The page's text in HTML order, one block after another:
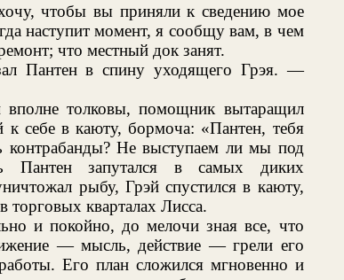
чтобы вы приняли к сведению мое
наступит момент, я сообщу вам, в чем
что местный док занят.
Пантен в спину уходящего Грэя. —
вполне толковы, помощник вытаращил
к себе в каюту, бормоча: «Пантен, тебя
контрабанды? Не выступаем ли мы под
Пантен запутался в самых диких
рыбу, Грэй спустился в каюту,
торговых кварталах Лисса.
и покойно, до мелочи зная все, что
— мысль, действие — грели его
Его план сложился мгновенно и